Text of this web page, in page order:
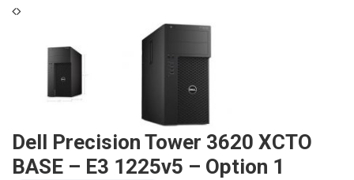
Dell Precision Tower 3620 XCTO
BASE – E3 1225v5 – Option 1